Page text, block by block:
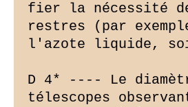
fier la nécessité
restres (par
l'azote liquide,
D 4* ---- Le
télescopes